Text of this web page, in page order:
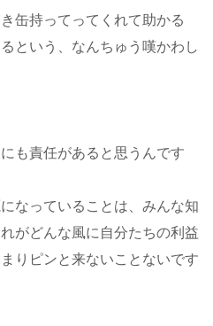
缶持ってってくれて助かる
という、なんちゅう嘆かわし
も責任があると思うんです
なっていることは、みんな知
がどんな風に自分たちの利益
りピンと来ないことないです